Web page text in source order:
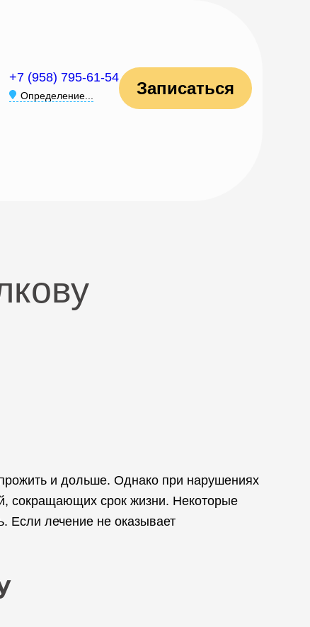
+7 (958) 795-61-54
Определение... Записаться
и дольше. Однако при нарушениях
сокращающих срок жизни. Некоторые
Если лечение не оказывает